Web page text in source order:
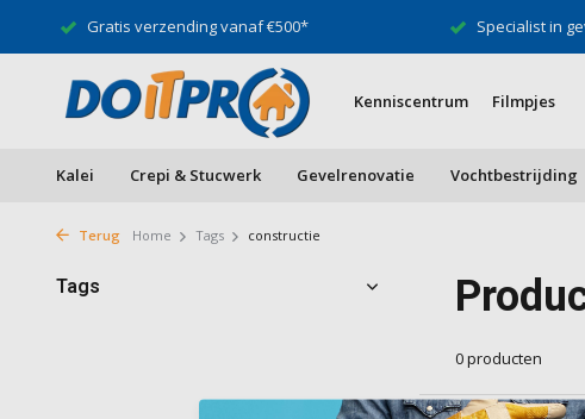
Gratis verzending vanaf €500* Specialist in
Kenniscentrum Filmpjes
Kalei Crepi & Stucwerk Gevelrenovatie Vochtbestrijding
Terug Home Tags constructie
Tags
0 producten